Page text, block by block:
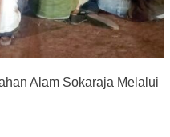
Alam Sokaraja Melalui